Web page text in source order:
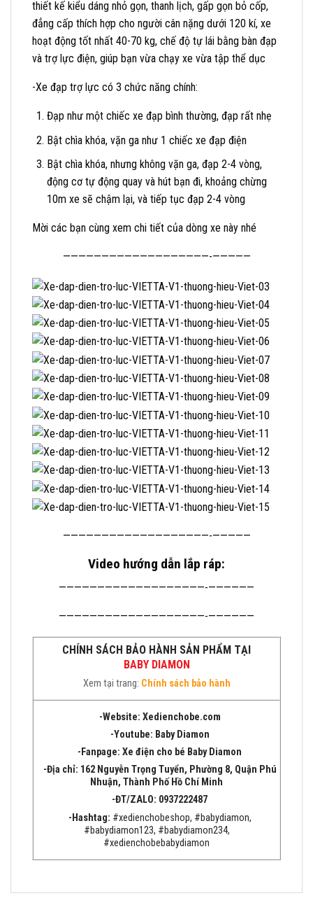
thiết kế kiểu dáng nhỏ gọn, thanh lịch, gấp gọn bỏ cốp,
đẳng cấp thích hợp cho người cân nặng dưới 120 kí, xe
hoạt động tốt nhất 40-70 kg, chế độ tự lái bằng bàn đạp
và trợ lực điện, giúp bạn vừa chạy xe vừa tập thể dục
-Xe đạp trợ lực có 3 chức năng chính:
Đạp như một chiếc xe đạp bình thường, đạp rất nhẹ
Bật chìa khóa, vặn ga như 1 chiếc xe đạp điện
Bật chìa khóa, nhưng không vặn ga, đạp 2-4 vòng,
động cơ tự động quay và hút bạn đi, khoảng chừng
10m xe sẽ chậm lại, và tiếp tục đạp 2-4 vòng
Mời các bạn cùng xem chi tiết của dòng xe này nhé
———————————————————-—————
———————————————————-—————
Video hướng dẫn lắp ráp:
———————————————————-——————
———————————————————-——————
CHÍNH SÁCH BẢO HÀNH SẢN PHẨM TẠI
BABY DIAMON
Xem tại trang: Chính sách bảo hành
-Website: Xedienchobe.com
-Youtube: Baby Diamon
-Fanpage: Xe điện cho bé Baby Diamon
-Địa chỉ: 162 Nguyễn Trọng Tuyển, Phường 8, Quận Phú
Nhuận, Thành Phố Hồ Chí Minh
-ĐT/ZALO: 0937222487
-Hashtag: #xedienchobeshop, #babydiamon,
#babydiamon123, #babydiamon234,
#xedienchobebabydiamon